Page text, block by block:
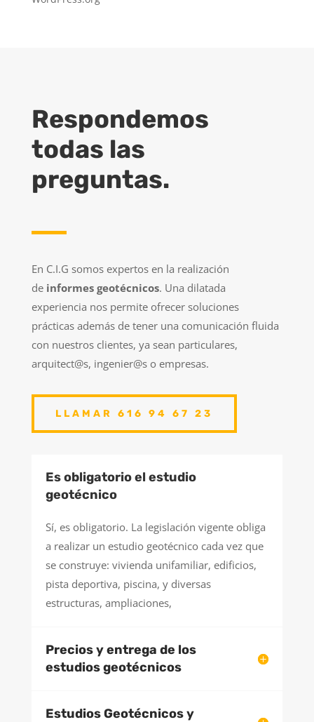
Respondemos
todas las
preguntas.
En C.I.G somos expertos en la realización
de informes geotécnicos. Una dilatada
experiencia nos permite ofrecer soluciones
prácticas además de tener una comunicación fluida
con nuestros clientes, ya sean particulares,
arquitect@s, ingenier@s o empresas.
LLAMAR 616 94 67 23
Es obligatorio el estudio
geotécnico
Sí, es obligatorio. La legislación vigente obliga
a realizar un estudio geotécnico cada vez que
se construye: vivienda unifamiliar, edificios,
pista deportiva, piscina, y diversas
estructuras, ampliaciones,
Precios y entrega de los
estudios geotécnicos
Estudios Geotécnicos y